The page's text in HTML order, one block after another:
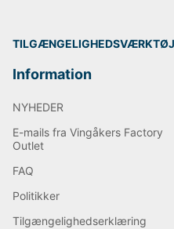
TILGÆNGELIGHEDSVÆRKTØJ
Information
NYHEDER
E-mails fra Vingåkers Factory
Outlet
FAQ
Politikker
Tilgængelighedserklæring